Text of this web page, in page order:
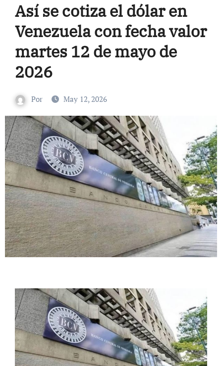
Así se cotiza el dólar en
Venezuela con fecha valor
martes 12 de mayo de
2026
Por May 12, 2026